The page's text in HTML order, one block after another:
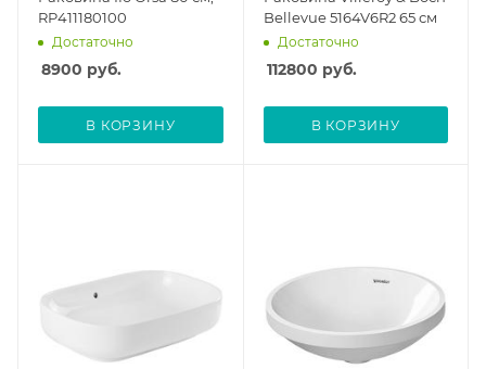
RP411180100
Достаточно
8900 руб.
В КОРЗИНУ
Bellevue 5164V6R2 65 см
Достаточно
112800 руб.
В КОРЗИНУ